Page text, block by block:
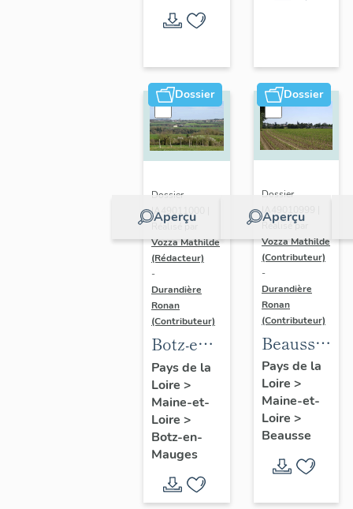
l'opération
Dossier
Aperçu
Dossier
IA49011000 |
Réalisé par
Vozza Mathilde
(Rédacteur)
-
Durandière
Ronan
(Contributeur)
Botz-en-
Mauges :
présentation
de la
commune
Pays de la
Loire >
Maine-et-
Loire >
Botz-en-
Mauges
Dossier
Aperçu
Dossier
IA49010999 |
Réalisé par
Vozza Mathilde
(Contributeur)
-
Durandière
Ronan
(Contributeur)
Beausse :
de la
commune
Pays de la
Loire >
Maine-et-
Loire >
Beausse